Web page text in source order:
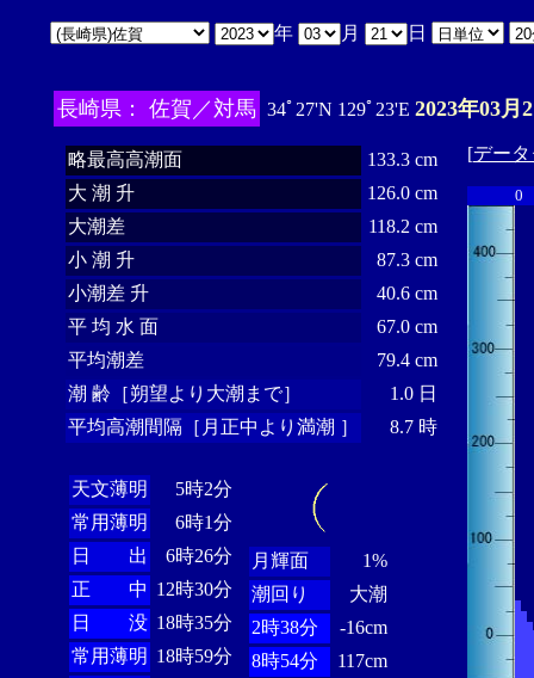
年 月 日
長崎県： 佐賀／対馬 34ﾟ27'N 129ﾟ23'E 2023年03月
略最高高潮面
133.3 cm
大 潮 升
126.0 cm
大潮差
118.2 cm
小 潮 升
87.3 cm
小潮差 升
40.6 cm
平 均 水 面
67.0 cm
平均潮差
79.4 cm
潮 齢［朔望より大潮まで］
1.0 日
平均高潮間隔［月正中より満潮 ］
8.7 時
天文薄明
5時2分
常用薄明
6時1分
日 出
6時26分
正 中 12時30分
日 没 18時35分
常用薄明 18時59分
月輝面
1%
潮回り
大潮
2時38分
-16cm
8時54分
117cm
[デー
0